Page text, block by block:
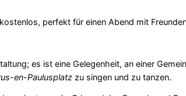
perfekt für einen Abend mit
es ist eine Gelegenheit, an einer
en-Paulusplatzzu singen und zu tanzen.